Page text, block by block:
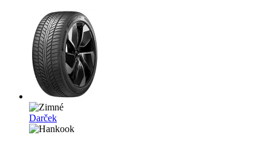
Darček